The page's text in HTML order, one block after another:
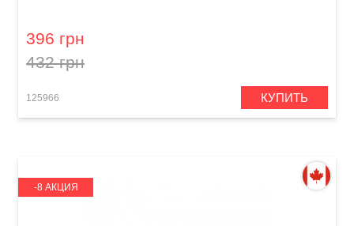
396 грн
432 грн
125966 КУПИТЬ
-8 АКЦИЯ